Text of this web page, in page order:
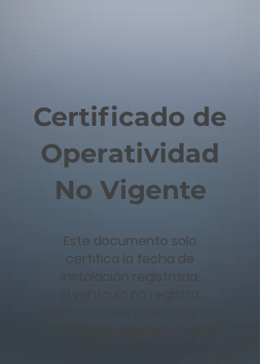
Certificado de
Operatividad
No Vigente
Este documento solo
certifica la fecha de
instalación registrada.
El vehículo no registra